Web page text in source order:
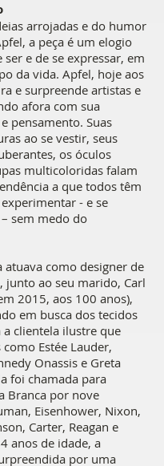
arrojadas e do humor
a peça é um elogio
e de se expressar, em
da vida. Apfel, hoje aos
e surpreende artistas e
afora com sua
pensamento. Suas
ao se vestir, seus
os óculos
multicoloridas falam
a que todos têm
- e se
sem medo do
atuava como designer de
junto ao seu marido, Carl
2015, aos 100 anos),
em busca dos tecidos
clientela ilustre que
Estée Lauder,
Onassis e Greta
foi chamada para
Branca por nove
Eisenhower, Nixon,
Carter, Reagan e
anos de idade, a
por uma